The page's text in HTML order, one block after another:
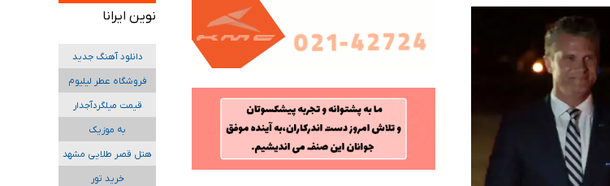
نوین ایرانا
دانلود آهنگ جدید
فروشگاه عطر لیلیوم
قیمت میلگردآجدار
به موزیک
هتل قصر طلایی مشهد
خرید تور